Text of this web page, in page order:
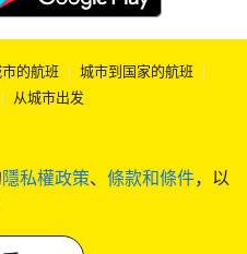
隱私權政策、 條款和條件，以
的航班 | 城市到国家的航班 |
| 从城市出发